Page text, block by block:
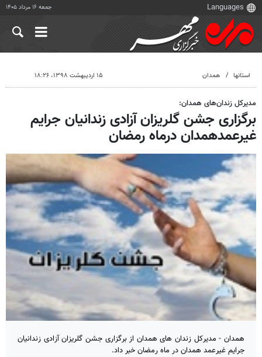
جمعه ۱۶ مرداد ۱۴۰۵
استانها همدان ۱۵ اردیبهشت ۱۳۹۸، ۱۸:۲۶
مدیرکل زندان‌های همدان:
برگزاری جشن گلریزان آزادی زندانیان جرایم
غیرعمدهمدان درماه رمضان
همدان - مدیرکل زندان های همدان از برگزاری جشن گلریزان آزادی زندانیان
جرایم غیرعمد همدان در ماه رمضان خبر داد.